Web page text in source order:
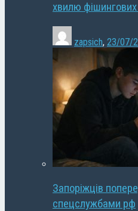
хвилю
zapsich, 23/07/
Запоріжців
спецслужбами рф